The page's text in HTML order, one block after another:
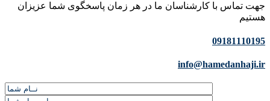
جهت تماس با کارشناسان ما در هر زمان پاسخگوی شما عزیزان
هستیم
09181110195
info@hamedanhaji.ir